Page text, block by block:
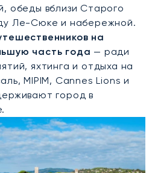
обеды вблизи Старого
Ле-Сюке и набережной.
на
часть года — ради
яхтинга и отдыха на
MIPIM, Cannes Lions и
город в